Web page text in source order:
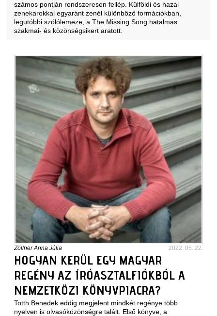
számos pontján rendszeresen fellép. Külföldi és hazai
zenekarokkal egyaránt zenél különböző formációkban,
legutóbbi szólólemeze, a The Missing Song hatalmas
szakmai- és közönségsikert aratott.
Zöllner Anna Júlia 2022. 05. 22.
HOGYAN KERÜL EGY MAGYAR
REGÉNY AZ ÍRÓASZTALFIÓKBÓL A
NEMZETKÖZI KÖNYVPIACRA?
Totth Benedek eddig megjelent mindkét regénye több
nyelven is olvasóközönségre talált. Első könyve, a